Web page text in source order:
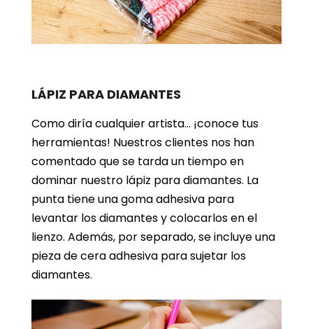
LÁPIZ PARA DIAMANTES
Como diría cualquier artista… ¡conoce tus
herramientas! Nuestros clientes nos han
comentado que se tarda un tiempo en
dominar nuestro lápiz para diamantes. La
punta tiene una goma adhesiva para
levantar los diamantes y colocarlos en el
lienzo. Además, por separado, se incluye una
pieza de cera adhesiva para sujetar los
diamantes.